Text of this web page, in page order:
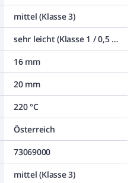
mittel (Klasse 3)
sehr leicht (Klasse 1 / 0,5 Joule)
16 mm
20 mm
220 °C
Österreich
73069000
mittel (Klasse 3)